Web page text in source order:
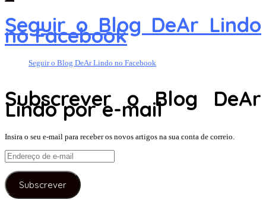
Seguir o Blog DeAr Lindo
no Facebook
Seguir o Blog DeAr Lindo no Facebook
Subscrever o Blog DeAr
Lindo por e-mail
Insira o seu e-mail para receber os novos artigos na sua conta de correio.
Endereço
de
e-
mail
Subscrever